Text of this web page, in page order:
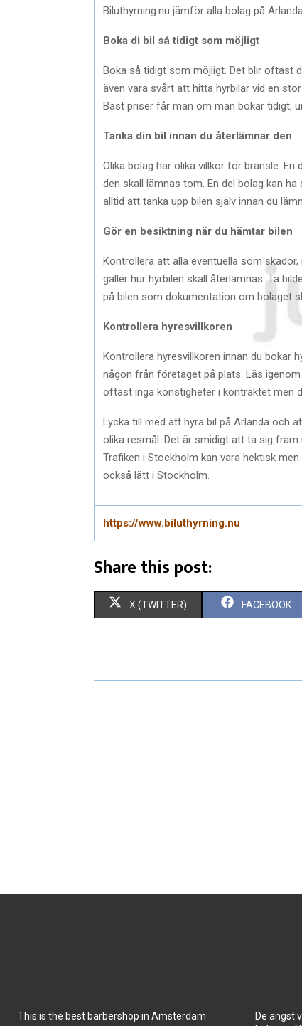
Biluthyrning.nu jämför alla bolag på
Boka di bil så tidigt som möjligt
Boka så tidigt som möjligt. Det blir oftast
även vara svårt att hitta hyrbilar vid en
Bäst priser får man om man bokar tidigt,
Tanka din bil innan du återlämnar den
Olika bolag har olika villkor för bränsle.
den skall lämnas tom. En del bolag kan
alltid att tanka upp bilen själv innan du
Gör en besiktning när du hämtar bilen
Kontrollera att alla eventuella som
gäller hur hyrbilen skall återlämnas. Ta
på bilen som dokumentation om bolaget
Kontrollera hyresvillkoren
Kontrollera hyresvillkoren innan du bokar
någon från företaget på plats. Läs
oftast inga konstigheter i kontraktet men
Lycka till med att hyra bil på Arlanda och
olika resmål. Det är smidigt att ta sig
Trafiken i Stockholm kan vara hektisk
också lätt i Stockholm.
https://www.biluthyrning.nu
Share this post:
S
R
X (TWITTER) S
R
FACEBOOK
This is the best barbershop in Amsterdam
De angst